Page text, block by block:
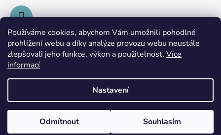
Používáme cookies, abychom Vám umožnili pohodlné
prohlížení webu a díky analýze provozu webu neustále
zlepšovali jeho funkce, výkon a použitelnost. Více
informací
Nastavení
Odmítnout Souhlasím
Vytvořil Shoptet
Copyright 2026
. Všechna práva